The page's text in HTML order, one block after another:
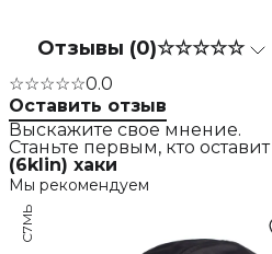
Отзывы (0)☆☆☆☆☆
☆☆☆☆☆0.0
Оставить отзыв
Выскажите свое мнение.
Станьте первым, кто
(6klin) хаки
Мы рекомендуем
С7МЬ